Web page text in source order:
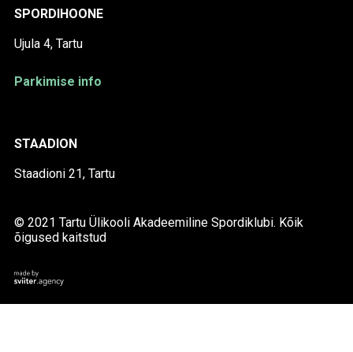
SPORDIHOONE
Ujula 4, Tartu
Parkimise info
STAADION
Staadioni 21, Tartu
© 2021 Tartu Ülikooli Akadeemiline Spordiklubi. Kõik
õigused kaitstud